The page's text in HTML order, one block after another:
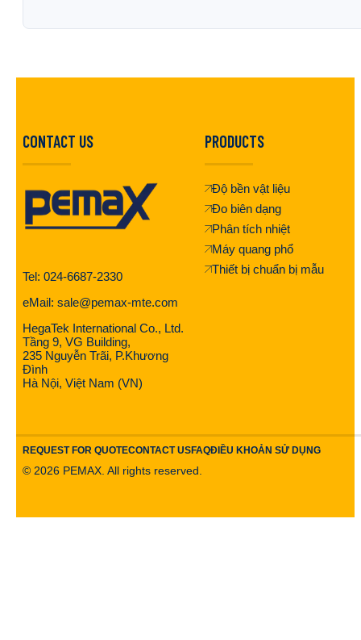
CONTACT US
Tel: 024-6687-2330
eMail: sale@pemax-mte.com
HegaTek International Co., Ltd.
Tầng 9, VG Building,
235 Nguyễn Trãi, P.Khương
Đình
Hà Nội, Việt Nam (VN)
PRODUCTS
Độ bền vật liệu
Đo biên dạng
Phân tích nhiệt
Máy quang phổ
Thiết bị chuẩn bị mẫu
REQUEST FOR QUOTECONTACT USFAQĐIỀU KHOẢN SỬ DỤNG
© 2026 PEMAX. All rights reserved.